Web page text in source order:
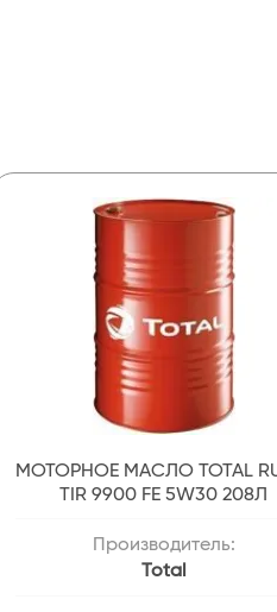
МОТОРНОЕ МАСЛО TOTAL
TIR 9900 FE 5W30 208Л
Производитель:
Total